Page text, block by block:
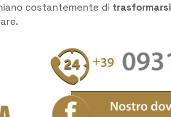
costantemente di trasformarsi